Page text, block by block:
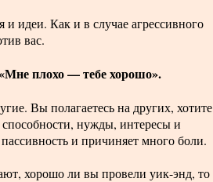
и идеи. Как и в случае агрессивного
вас.
плохо — тебе хорошо».
Вы полагаетесь на других, хотите
нужды, интересы и
и причиняет много боли.
хорошо ли вы провели уик-энд, то